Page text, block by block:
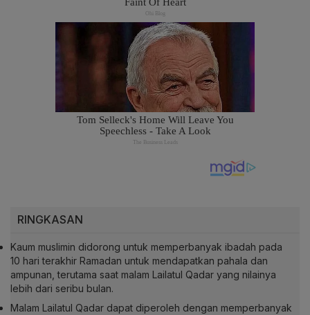
RINGKASAN
Kaum muslimin didorong untuk memperbanyak ibadah pada
10 hari terakhir Ramadan untuk mendapatkan pahala dan
ampunan, terutama saat malam Lailatul Qadar yang nilainya
lebih dari seribu bulan.
Malam Lailatul Qadar dapat diperoleh dengan memperbanyak